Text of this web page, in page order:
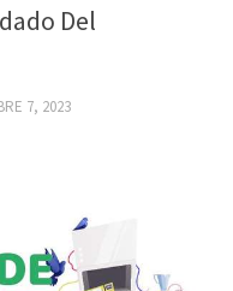
Del
7, 2023